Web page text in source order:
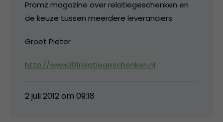
Promz magazine over relatiegeschenken en
de keuze tussen meerdere leveranciers.
Groet Pieter
http://www.101relatiegeschenken.nl
2 juli 2012 om 09:18